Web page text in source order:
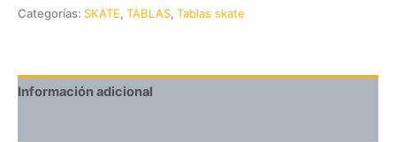
Categorías: SKATE, TABLAS, Tablas skate
Información adicional